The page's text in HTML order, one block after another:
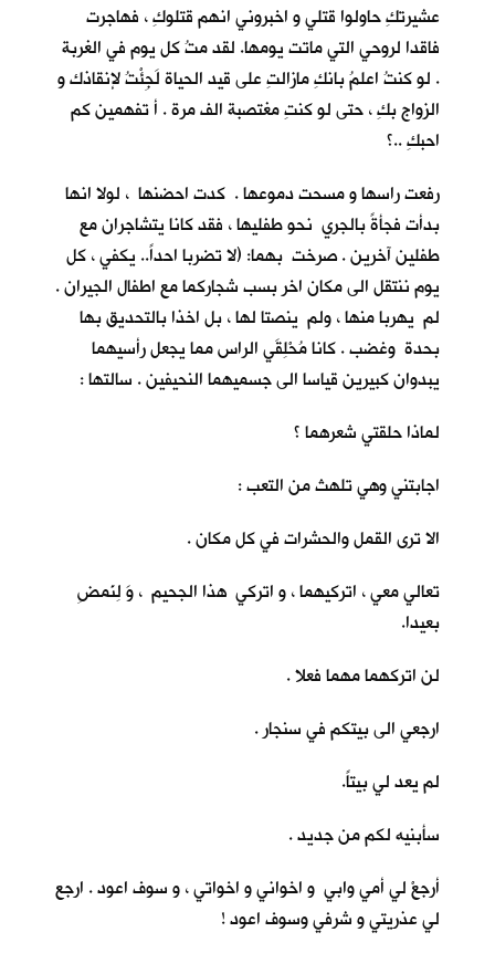
عشيرتكِ حاولوا قتلي و اخبروني انهم قتلوكِ ، فهاجرت
فاقدا لروحي التي ماتت يومها. لقد متُ كل يوم في الغربة
. لو كنتُ اعلمُ بانكِ مازالتِ على قيد الحياة لَجِئْتُ لإنقاذك و
الزواج بكِ ، حتى لو كنتِ مغتصبة الف مرة . أ تفهمين كم
احبكِ ..؟
رفعت راسها و مسحت دموعها . كدت احضنها ، لولا انها
بدأت فجأةً بالجري نحو طفليها ، فقد كانا يتشاجران مع
طفلين آخرين . صرخت بهما: (لا تضربا احداً.. يكفي ، كل
يوم ننتقل الى مكان اخر بسب شجاركما مع اطفال الجيران .
لم يهربا منها ، ولم ينصتا لها ، بل اخذا بالتحديق بها
بحدة وغضب . كانا مُحْلِقَي الراس مما يجعل رأسيهما
يبدوان كبيرين قياسا الى جسميهما النحيفين . سالتها :
لماذا حلقتي شعرهما ؟
اجابتني وهي تلهث من التعب :
الا ترى القمل والحشرات في كل مكان .
تعالي معي ، اتركيهما ، و اتركي هذا الجحيم ، وَ لِنَمضِ
بعيدا.
لن اتركهما مهما فعلا .
ارجعي الى بيتكم في سنجار .
لم يعد لي بيتاً.
سأبنيه لكم من جديد .
أرجعْ لي أمي وابي و اخواني و اخواتي ، و سوف اعود . ارجع
لي عذريتي و شرفي وسوف اعود !